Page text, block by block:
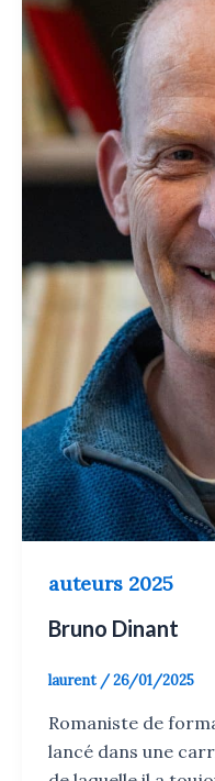
auteurs 2025
Bruno Dinant
laurent /26/01/2025
Romaniste de
lancé dans une